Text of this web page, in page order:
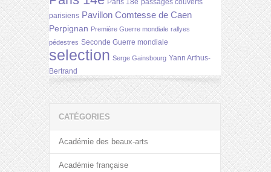
Paris 18e passages couverts
parisiens Pavillon Comtesse de Caen
Perpignan Première Guerre mondiale rallyes
pédestres Seconde Guerre mondiale
selection Serge Gainsbourg Yann Arthus-
Bertrand
CATÉGORIES
Académie des beaux-arts
Académie française